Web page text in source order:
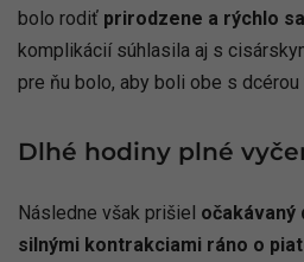
bolo rodiť prirodzene a rýchlo
komplikácií súhlasila aj s
pre ňu bolo, aby boli obe s dcérou
Dlhé hodiny plné
Následne však prišiel očakávaný
silnými kontrakciami ráno o